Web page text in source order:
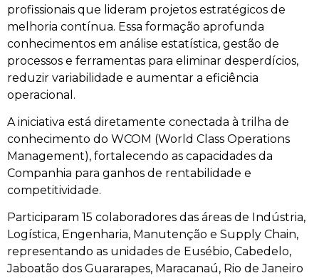
profissionais que lideram projetos estratégicos de
melhoria contínua. Essa formação aprofunda
conhecimentos em análise estatística, gestão de
processos e ferramentas para eliminar desperdícios,
reduzir variabilidade e aumentar a eficiência
operacional.
A iniciativa está diretamente conectada à trilha de
conhecimento do WCOM (World Class Operations
Management), fortalecendo as capacidades da
Companhia para ganhos de rentabilidade e
competitividade.
Participaram 15 colaboradores das áreas de Indústria,
Logística, Engenharia, Manutenção e Supply Chain,
representando as unidades de Eusébio, Cabedelo,
Jaboatão dos Guararapes, Maracanaú, Rio de Janeiro